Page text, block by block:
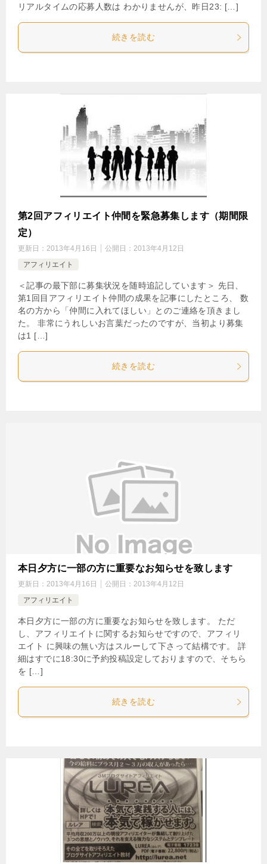
リアルタイムの応募人数は わかりませんが、昨日23: […]
続きを読む
第2回アフィリエイト仲間を緊急募集します（期間限
定）
更新日： 2013年4月16日 公開日： 2013年4月12日
アフィリエイト
＜記事の最下部に募集状況を随時追記しています＞ 先日、
第1回目アフィリエイト仲間の成果を記事にしたところ、 数
名の方から「仲間に入れてほしい」とのご連絡を頂きまし
た。 非常にうれしいお言葉だったのですが、当初より募集
は1 […]
続きを読む
本日夕方に一部の方に重要なお知らせを致します
更新日： 2013年4月16日 公開日： 2013年4月12日
アフィリエイト
本日夕方に一部の方に重要なお知らせを致します。 ただ
し、アフィリエイトに関するお知らせですので、アフィリ
エイト に興味の無い方はスルーして下さって結構です。 詳
細はすでに18:30に予約投稿設定しておりますので、そちら
を […]
続きを読む